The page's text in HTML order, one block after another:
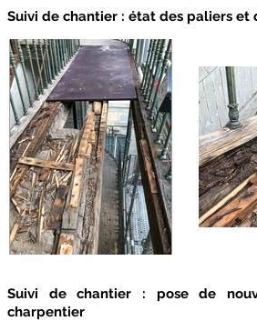
Suivi de chantier : état des paliers et
Suivi de chantier : pose de
charpentier